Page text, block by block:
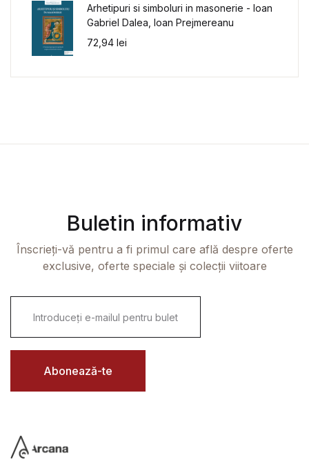
Arhetipuri si simboluri in masonerie - Ioan
Gabriel Dalea, Ioan Prejmereanu
72,94 lei
Buletin informativ
Înscrieți-vă pentru a fi primul care află despre oferte
exclusive, oferte speciale și colecții viitoare
i
l
Abonează-te